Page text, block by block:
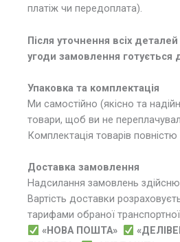
платіж чи передоплата).
Після уточнення всіх
угоди замовлення готується
Упаковка та комплектація
Ми самостійно (якісно та
товари, щоб ви не
Комплектація товарів повністю
Доставка замовлення
Надсилання замовлень
Вартість доставки
тарифами обраної транспортної
«НОВА ПОШТА»